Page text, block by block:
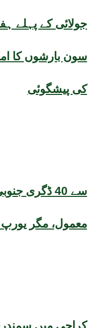
جولائی کے پہلے
سون بارشوں کا
کی پیشگوئی
معمول، مگر یورپ
کراچی میں